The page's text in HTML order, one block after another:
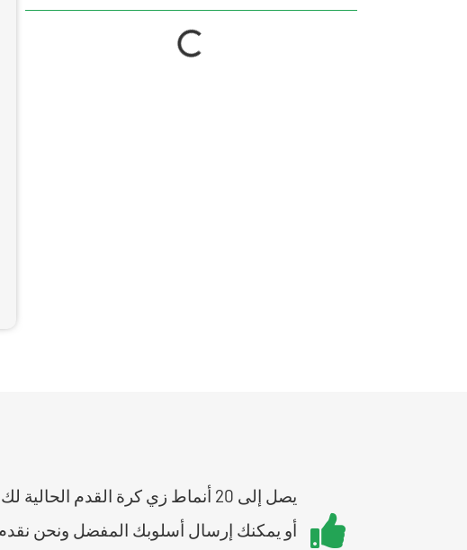
يصل إلى 20 أنماط زي كرة القدم
أو يمكنك إرسال أسلوبك المفضل ونحن